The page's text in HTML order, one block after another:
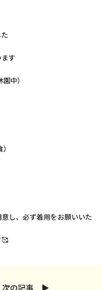
す
中）
し、必ず着用をお願いいた
次の記事 ▶